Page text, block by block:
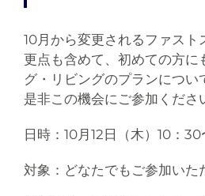
10月から変更されるファス
更点も含めて、初めての方に
グ・リビングのプランについ
是非この機会にご参加くださ
日時：10月12日（木）10：30
対象：どなたでもご参加いた